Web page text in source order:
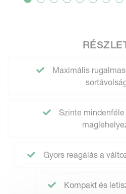
Maximális
Szinte
Gyors reagálás a
Kompakt és